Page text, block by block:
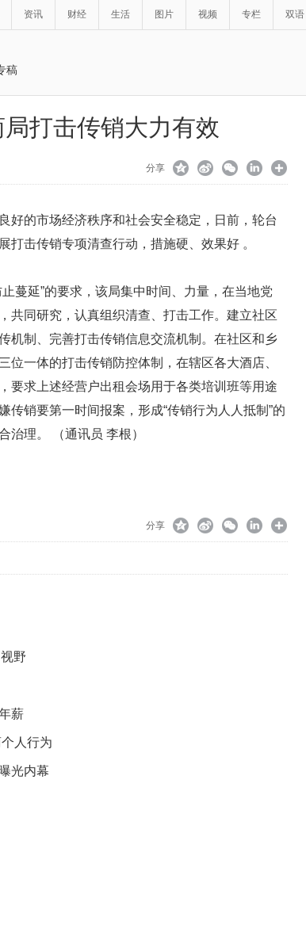
资讯 财经 生活 图片 视频 专栏 双语
稿
打击传销大力有效
分享
好的市场经济秩序和社会安全稳定，日前，轮台
击传销专项清查行动，措施硬、效果好 。
蔓延”的要求，该局集中时间、力量，在当地党
共同研究，认真组织清查、打击工作。建立社区
机制、完善打击传销信息交流机制。在社区和乡
位一体的打击传销防控体制，在辖区各大酒店、
要求上述经营户出租会场用于各类培训班等用途
传销要第一时间报案，形成“传销行为人人抵制”的
治理。 （通讯员 李根）
分享
野
薪
人行为
光内幕